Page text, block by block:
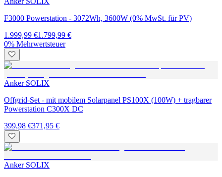
F3000 Powerstation - 3072Wh, 3600W (0% MwSt. für PV)
1.999,99 €1.799,99 €
0% Mehrwertsteuer
Anker SOLIX
Offgrid-Set - mit mobilem Solarpanel PS100X (100W) + tragbarer
Powerstation C300X DC
399,98 €371,95 €
Anker SOLIX